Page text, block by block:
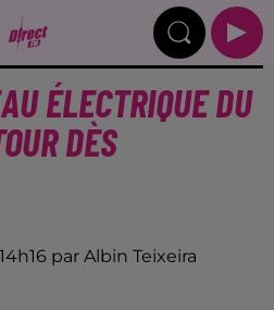
ÉLECTRIQUE DU
DÈS
par Albin Teixeira